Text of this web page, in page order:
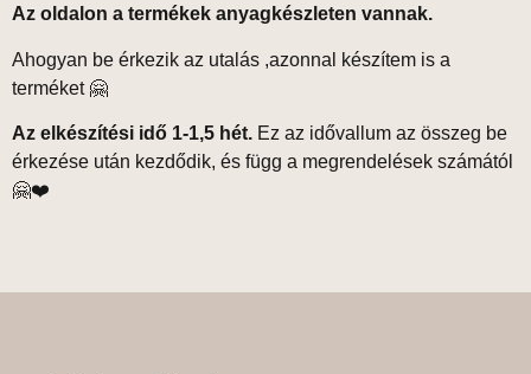
Az oldalon a termékek anyagkészleten vannak.
Ahogyan be érkezik az utalás ,azonnal készítem is a
terméket 🤗
Az elkészítési idő 1-1,5 hét. Ez az idővallum az összeg be
érkezése után kezdődik, és függ a megrendelések számától
🤗❤️